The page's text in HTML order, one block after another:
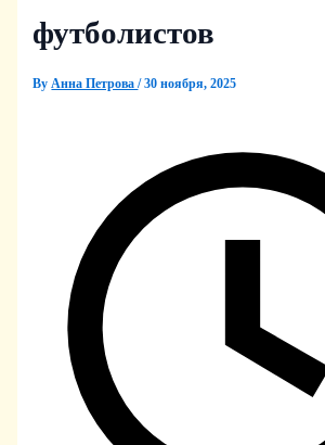
футболистов
ByАнна Петрова/30 ноября, 2025